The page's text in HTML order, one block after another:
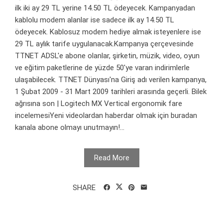
ilk iki ay 29 TL yerine 14.50 TL ödeyecek. Kampanyadan
kablolu modem alanlar ise sadece ilk ay 14.50 TL
ödeyecek. Kablosuz modem hediye almak isteyenlere ise
29 TL aylık tarife uygulanacak.Kampanya çerçevesinde
TTNET ADSL'e abone olanlar, şirketin, müzik, video, oyun
ve eğitim paketlerine de yüzde 50'ye varan indirimlerle
ulaşabilecek. TTNET Dünyası'na Giriş adı verilen kampanya,
1 Şubat 2009 - 31 Mart 2009 tarihleri arasında geçerli. Bilek
ağrısına son | Logitech MX Vertical ergonomik fare
incelemesiYeni videolardan haberdar olmak için buradan
kanala abone olmayı unutmayın!...
Read More
SHARE